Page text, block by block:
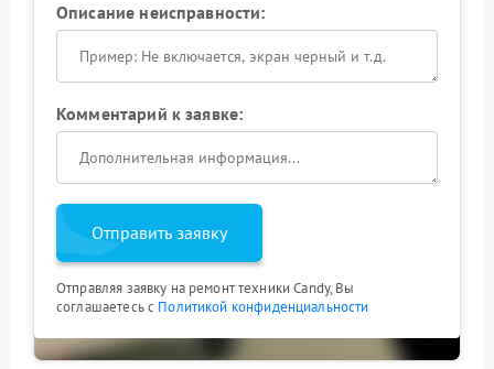
Описание неисправности:
Комментарий к заявке:
Отправить заявку
Отправляя заявку на ремонт техники Candy, Вы
соглашаетесь с Политикой конфиденциальности